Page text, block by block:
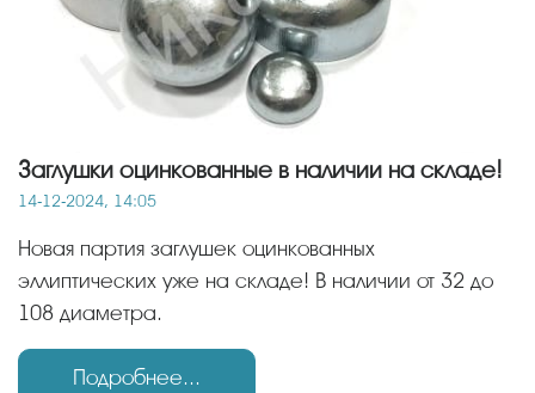
Заглушки оцинкованные в наличии на складе!
14-12-2024, 14:05
Новая партия заглушек оцинкованных
эллиптических уже на складе! В наличии от 32 до
108 диаметра.
Подробнее...